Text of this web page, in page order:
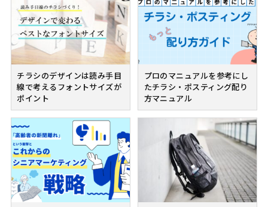
チラシのデザインは読み手目
線で考えるフォントサイズが
ポイント
プロのマニュアルを参考にし
たチラシ・ポスティング配り
方マニュアル